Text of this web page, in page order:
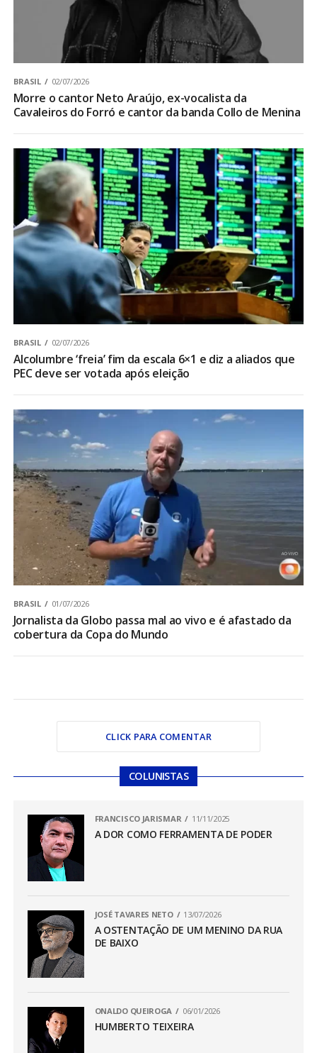
BRASIL 02/07/2026
Morre o cantor Neto Araújo, ex-vocalista da
Cavaleiros do Forró e cantor da banda Collo de Menina
BRASIL 02/07/2026
Alcolumbre ‘freia’ fim da escala 6×1 e diz a aliados que
PEC deve ser votada após eleição
BRASIL 01/07/2026
Jornalista da Globo passa mal ao vivo e é afastado da
cobertura da Copa do Mundo
CLICK PARA COMENTAR
COLUNISTAS
FRANCISCO JARISMAR 11/11/2025
A DOR COMO FERRAMENTA DE PODER
JOSÉ TAVARES NETO 13/07/2026
A OSTENTAÇÃO DE UM MENINO DA RUA
DE BAIXO
ONALDO QUEIROGA 06/01/2026
HUMBERTO TEIXEIRA